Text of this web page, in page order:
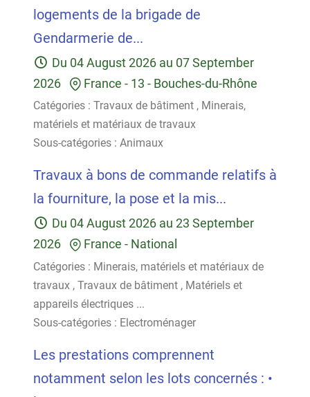
logements de la brigade de
Gendarmerie de...
Du 04 August 2026 au 07 September
2026
France - 13 - Bouches-du-Rhône
Catégories : Travaux de bâtiment , Minerais,
matériels et matériaux de travaux
Sous-catégories : Animaux
Travaux à bons de commande relatifs à
la fourniture, la pose et la mis...
Du 04 August 2026 au 23 September
2026
France - National
Catégories : Minerais, matériels et matériaux de
travaux , Travaux de bâtiment , Matériels et
appareils électriques ...
Sous-catégories : Electroménager
Les prestations comprennent
notamment selon les lots concernés : •